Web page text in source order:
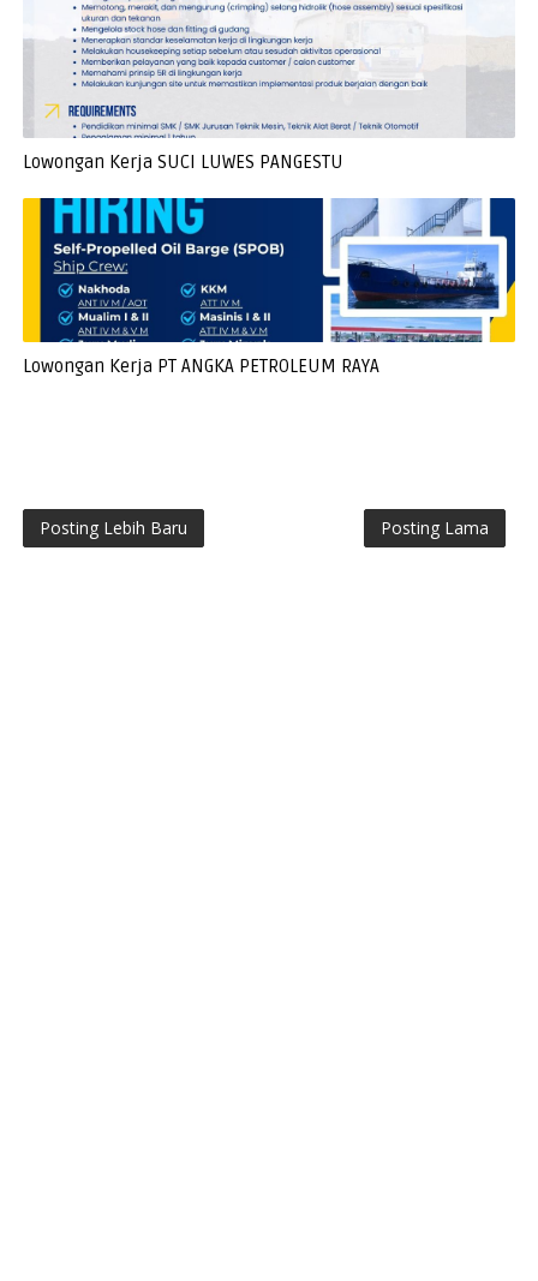
Lowongan Kerja SUCI LUWES PANGESTU
Lowongan Kerja PT ANGKA PETROLEUM RAYA
Posting Lebih Baru Posting Lama